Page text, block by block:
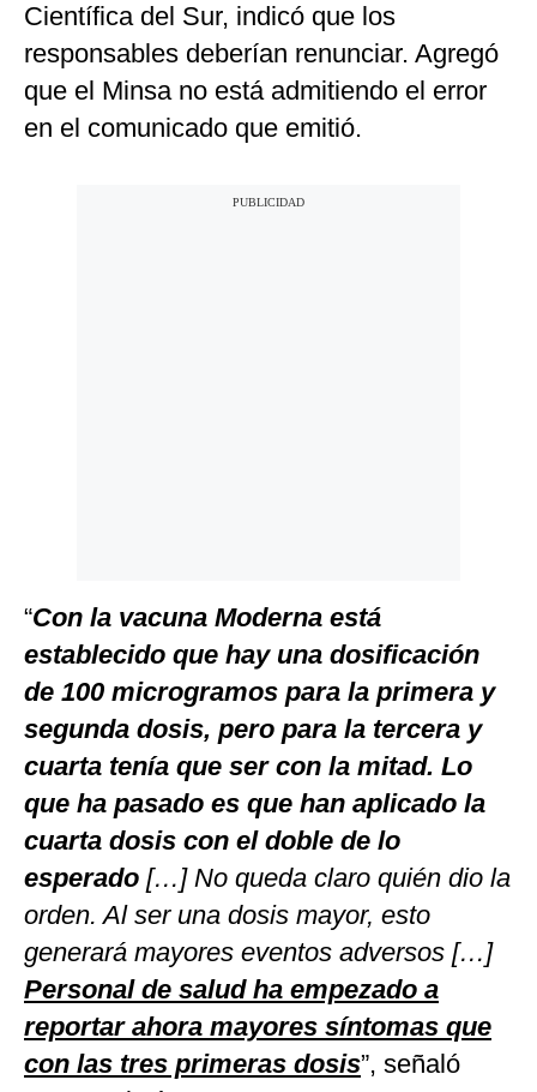
Científica del Sur, indicó que los
responsables deberían renunciar. Agregó
que el Minsa no está admitiendo el error
en el comunicado que emitió.
“Con la vacuna Moderna está
establecido que hay una dosificación
de 100 microgramos para la primera y
segunda dosis, pero para la tercera y
cuarta tenía que ser con la mitad. Lo
que ha pasado es que han aplicado la
cuarta dosis con el doble de lo
esperado […] No queda claro quién dio la
orden. Al ser una dosis mayor, esto
generará mayores eventos adversos […]
Personal de salud ha empezado a
reportar ahora mayores síntomas que
con las tres primeras dosis”, señaló